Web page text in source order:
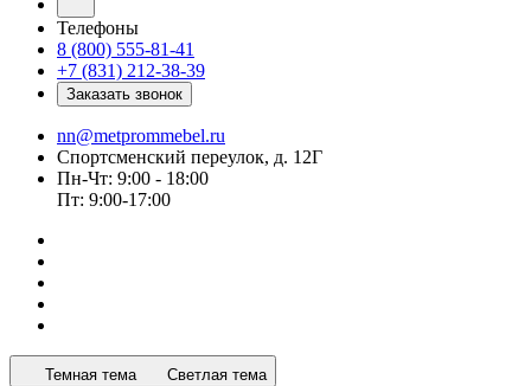
Телефоны
8 (800) 555-81-41
+7 (831) 212-38-39
Заказать звонок
nn@metprommebel.ru
Спортсменский переулок, д. 12Г
Пн-Чт: 9:00 - 18:00
Пт: 9:00-17:00
Темная тема Светлая тема